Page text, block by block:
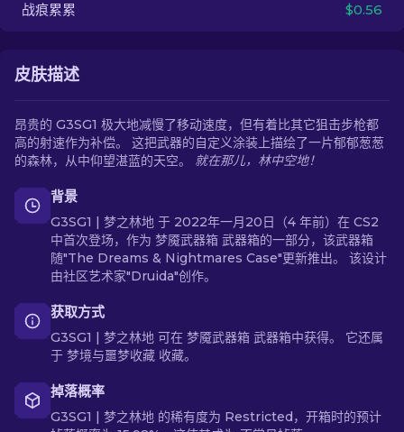
战痕累累 $0.56
皮肤描述
昂贵的 G3SG1 极大地减慢了移动速度，但有着比其它狙击步枪都
高的射速作为补偿。 这把武器的自定义涂装上描绘了一片郁郁葱葱
的森林，从中仰望湛蓝的天空。 就在那儿，林中空地！
背景
G3SG1 | 梦之林地 于 2022年一月20日（4 年前）在 CS2
中首次登场，作为 梦魇武器箱 武器箱的一部分，该武器箱
随"The Dreams & Nightmares Case"更新推出。 该设计
由社区艺术家"Druida"创作。
获取方式
G3SG1 | 梦之林地 可在 梦魇武器箱 武器箱中获得。 它还属
于 梦境与噩梦收藏 收藏。
掉落概率
G3SG1 | 梦之林地 的稀有度为 Restricted，开箱时的预计